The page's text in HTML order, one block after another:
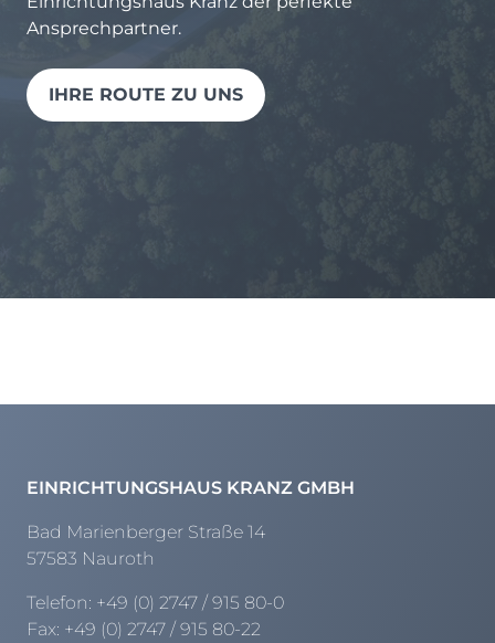
Ansprechpartner.
IHRE ROUTE ZU UNS
EINRICHTUNGSHAUS KRANZ GMBH
Bad Marienberger Straße 14
57583 Nauroth
Telefon: +49 (0) 2747 / 915 80-0
Fax: +49 (0) 2747 / 915 80-22